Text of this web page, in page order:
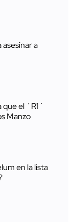
asesinar a
el ´R1´
Manzo
en la lista